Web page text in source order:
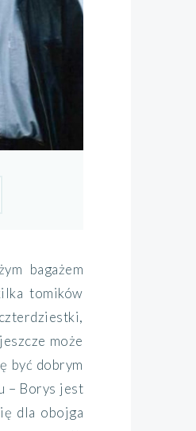
bagażem
tomików
może
być dobrym
– Borys jest
dla obojga